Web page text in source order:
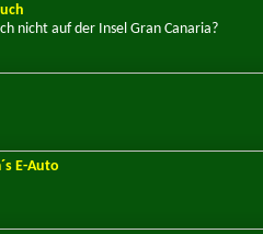
nicht auf der Insel Gran Canaria?
E-Auto